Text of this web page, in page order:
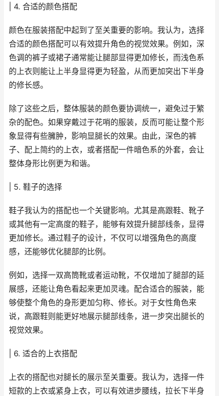
| 4. 合适的颜色搭配
颜色在服装搭配中起到了至关重要的影响。我认为，选择
合适的颜色搭配可以有效提升角色的视觉效果。例如，深
色调的裤子或裙子通常能让腿部显得更加修长，而浅色系
的上衣则能让上半身显得更为轻盈，从而更加突出下半身
的修长感。
除了这些之后，整体服装的颜色要协调统一，避免过于繁
杂的配色。如果穿戴过于花哨的服装，反而可能让整个形
象显得有些臃肿，影响显腿长的效果。由此，深色的裤
子、配上简约的上衣，或者搭配一件暗色系的外套，会让
整体身形比例更为和谐。
| 5. 鞋子的选择
鞋子我认为的搭配也一个关键影响。尤其是高跟鞋、靴子
或其他有一定高度的鞋子，能够有效提升腿部线条，显得
更加修长。通过鞋子的设计，不仅可以增强角色的高度
感，还能够优化腿部的比例。
例如，选择一双高筒靴或者运动靴，不仅增加了腿部的延
展感，还能让角色看起来更加灵魂。配合适合的服装，能
够使整个角色的身形更加匀称、修长。对于女性角色来
说，高跟鞋则能更好地展示腿部线条，进一步突出腿长的
视觉效果。
| 6. 适合的上衣搭配
上衣的搭配也对腿长的展示至关重要。我认为，选择一件
短款的上衣或紧身上衣，可以有效进步腰线，拉长下半身